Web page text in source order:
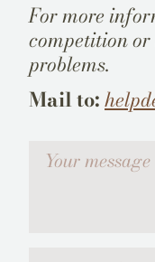
For more
competition
problems.
Mail to:
Votre message